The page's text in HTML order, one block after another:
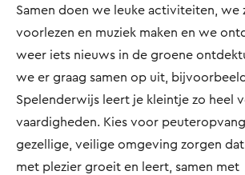
Samen doen we leuke activiteiten, we
voorlezen en muziek maken en we
weer iets nieuws in de groene
we er graag samen op uit,
Spelenderwijs leert je kleintje zo heel
vaardigheden. Kies voor
gezellige, veilige omgeving zorgen
met plezier groeit en leert, samen met